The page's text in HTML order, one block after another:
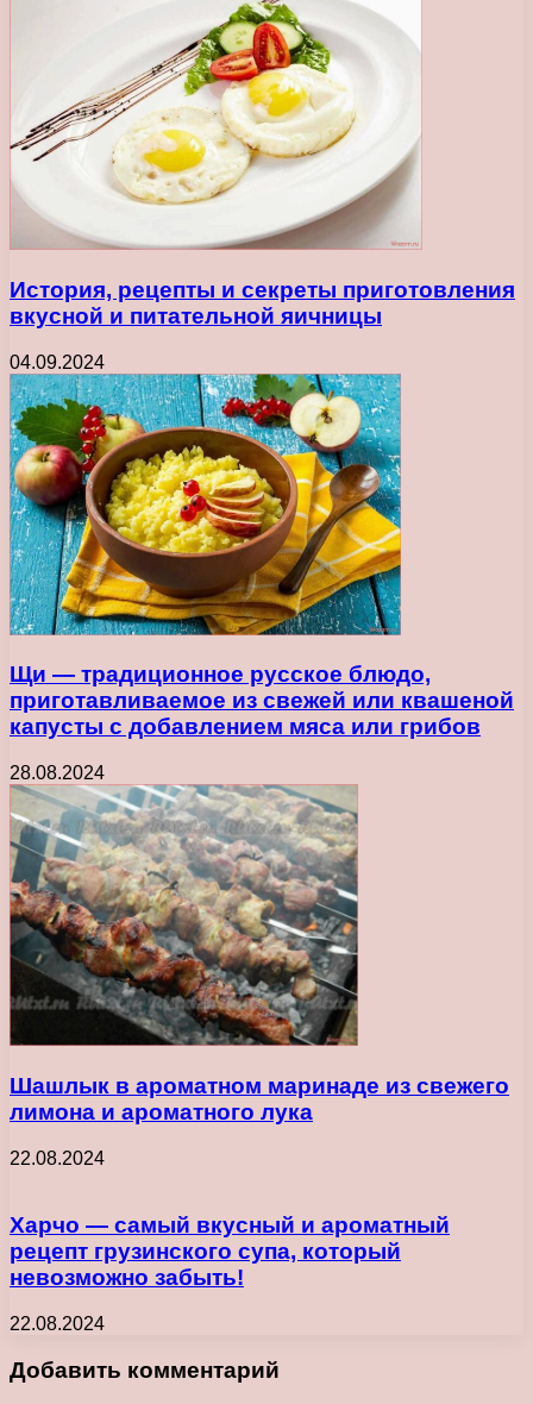
История, рецепты и секреты приготовления
вкусной и питательной яичницы
04.09.2024
Щи — традиционное русское блюдо,
приготавливаемое из свежей или квашеной
капусты с добавлением мяса или грибов
28.08.2024
Шашлык в ароматном маринаде из свежего
лимона и ароматного лука
22.08.2024
Харчо — самый вкусный и ароматный
рецепт грузинского супа, который
невозможно забыть!
22.08.2024
Добавить комментарий